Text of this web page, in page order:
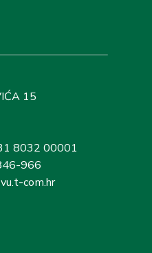
15
8032 00001
966
com.hr